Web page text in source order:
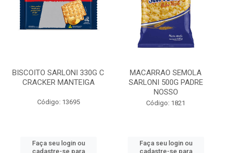
BISCOITO SARLONI 330G C
CRACKER MANTEIGA
Código: 13695
Faça seu login ou
cadastre-se para
MACARRAO SEMOLA
SARLONI 500G PADRE
NOSSO
Código: 1821
Faça seu login ou
cadastre-se para